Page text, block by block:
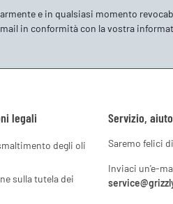
e in qualsiasi momento
in conformità con la vostra
legali
degli oli
sulla tutela dei
Servizio,
Saremo felici
Inviaci un'e-